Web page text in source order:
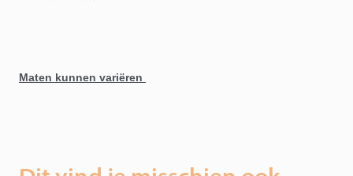
Maten kunnen variëren